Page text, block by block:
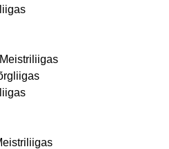
Meistriliigas